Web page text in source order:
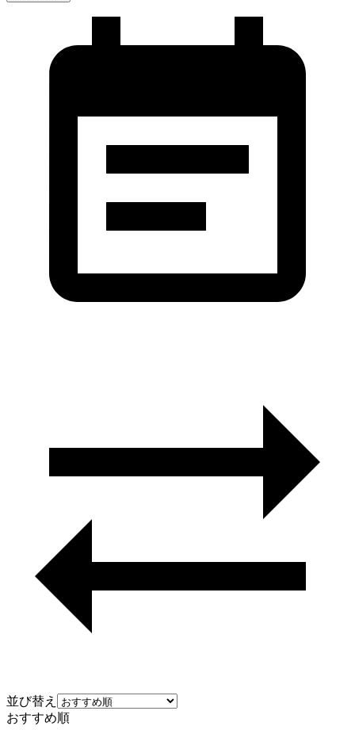
並び替え
おすすめ順